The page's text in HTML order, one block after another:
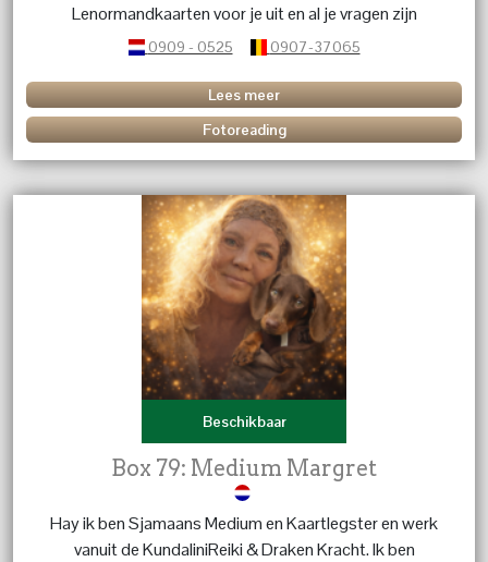
Lenormandkaarten voor je uit en al je vragen zijn
welkom.
0909 - 0525 0907-37065
Lees meer
Fotoreading
Beschikbaar
Box 79: Medium Margret
Hay ik ben Sjamaans Medium en Kaartlegster en werk
vanuit de KundaliniReiki & Draken Kracht. Ik ben